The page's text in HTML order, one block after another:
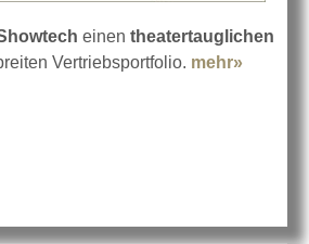
einen theatertauglichen
Vertriebsportfolio. mehr»